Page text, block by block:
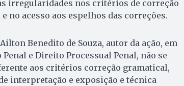
irregularidades nos critérios de correção
acesso aos espelhos das correções.
Benedito de Souza, autor da ação, em
e Direito Processual Penal, não se
aos critérios correção gramatical,
interpretação e exposição e técnica